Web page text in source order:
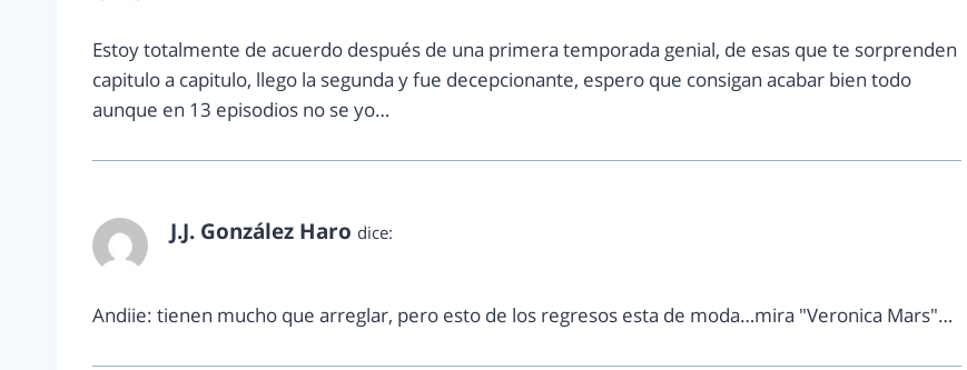
Estoy totalmente de acuerdo después de una primera temporada genial, de esas que te sorprenden
capitulo a capitulo, llego la segunda y fue decepcionante, espero que consigan acabar bien todo
aunque en 13 episodios no se yo…
J.J. González Haro dice:
Andiie: tienen mucho que arreglar, pero esto de los regresos esta de moda…mira "Veronica Mars"…